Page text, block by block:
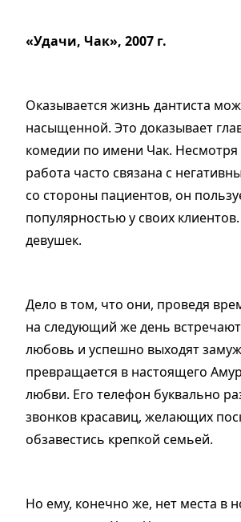
«Удачи, Чак», 2007 г.
Оказывается жизнь дантиста
насыщенной. Это доказывает
комедии по имени Чак. Несмотря
работа часто связана с
со стороны пациентов, он
популярностью у своих
девушек.
Дело в том, что они, проведя
на следующий же день
любовь и успешно выходят
превращается в настоящего
любви. Его телефон буквально
звонков красавиц, желающих
обзавестись крепкой семьей.
Но ему, конечно же, нет места в